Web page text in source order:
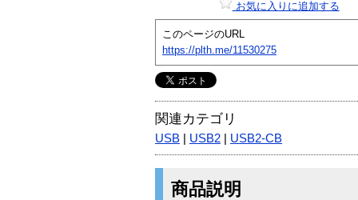
お気に入りに追加する
このページのURL
https://plth.me/11530275
関連カテゴリ
USB USB2 USB2-CB
商品説明